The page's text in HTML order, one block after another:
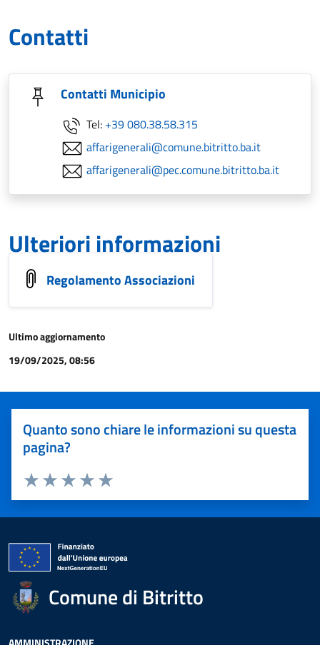
Contatti
Contatti Municipio
Tel: +39 080.38.58.315
affarigenerali@comune.bitritto.ba.it
affarigenerali@pec.comune.bitritto.ba.it
Ulteriori informazioni
Regolamento Associazioni
Ultimo aggiornamento
19/09/2025, 08:56
Quanto sono chiare le informazioni su questa
pagina?
Valuta 5 stelle su 5
Valuta 4 stelle su 5
Valuta 3 stelle su 5
Valuta 2 stelle su 5
Valuta 1 stelle su 5
Comune di Bitritto